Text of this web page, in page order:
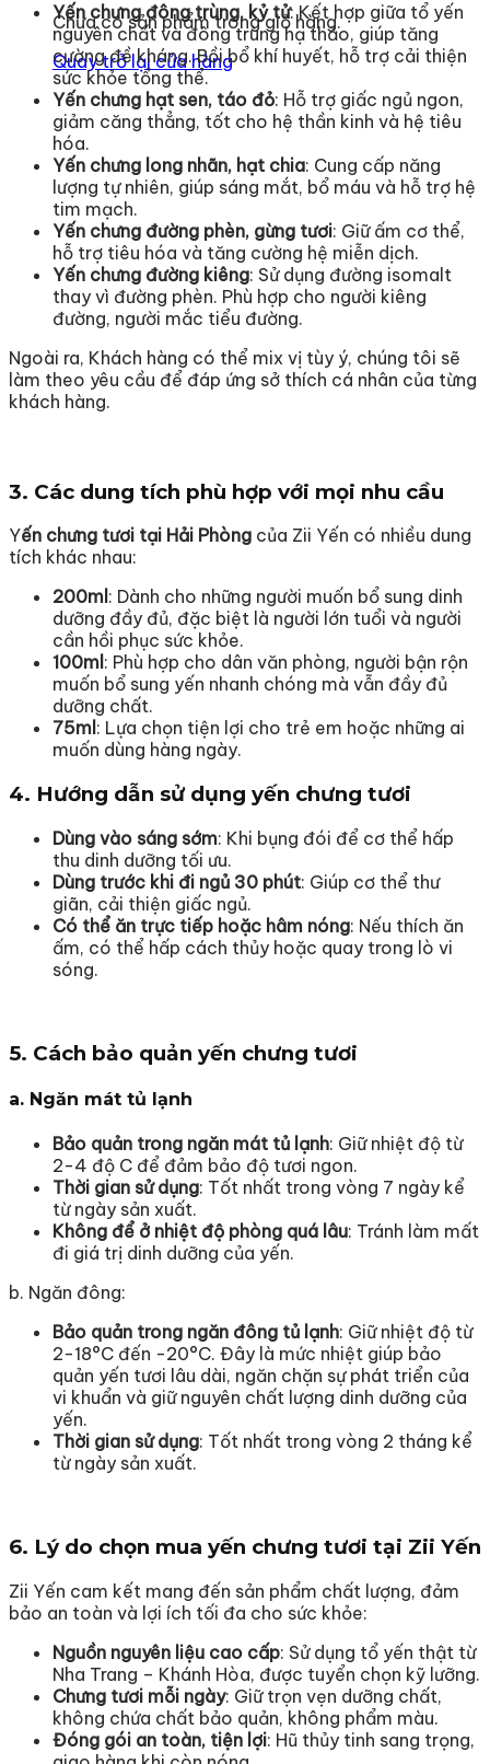
Chưa có sản phẩm trong giỏ hàng.
Quay trở lại cửa hàng
Yến chưng đông trùng, kỷ tử: Kết hợp giữa tổ yến
nguyên chất và đông trùng hạ thảo, giúp tăng
cường đề kháng. Bồi bổ khí huyết, hỗ trợ cải thiện
sức khỏe tổng thể.
Yến chưng hạt sen, táo đỏ: Hỗ trợ giấc ngủ ngon,
giảm căng thẳng, tốt cho hệ thần kinh và hệ tiêu
hóa.
Yến chưng long nhãn, hạt chia: Cung cấp năng
lượng tự nhiên, giúp sáng mắt, bổ máu và hỗ trợ hệ
tim mạch.
Yến chưng đường phèn, gừng tươi: Giữ ấm cơ thể,
hỗ trợ tiêu hóa và tăng cường hệ miễn dịch.
Yến chưng đường kiêng: Sử dụng đường isomalt
thay vì đường phèn. Phù hợp cho người kiêng
đường, người mắc tiểu đường.
Ngoài ra, Khách hàng có thể mix vị tùy ý, chúng tôi sẽ
làm theo yêu cầu để đáp ứng sở thích cá nhân của từng
khách hàng.
3. Các dung tích phù hợp với mọi nhu cầu
Yến chưng tươi tại Hải Phòng của Zii Yến có nhiều dung
tích khác nhau:
200ml : Dành cho những người muốn bổ sung dinh
dưỡng đầy đủ, đặc biệt là người lớn tuổi và người
cần hồi phục sức khỏe.
100ml : Phù hợp cho dân văn phòng, người bận rộn
muốn bổ sung yến nhanh chóng mà vẫn đầy đủ
dưỡng chất.
75ml : Lựa chọn tiện lợi cho trẻ em hoặc những ai
muốn dùng hàng ngày.
4. Hướng dẫn sử dụng yến chưng tươi
Dùng vào sáng sớm: Khi bụng đói để cơ thể hấp
thu dinh dưỡng tối ưu.
Dùng trước khi đi ngủ 30 phút: Giúp cơ thể thư
giãn, cải thiện giấc ngủ.
Có thể ăn trực tiếp hoặc hâm nóng: Nếu thích ăn
ấm, có thể hấp cách thủy hoặc quay trong lò vi
sóng.
5. Cách bảo quản yến chưng tươi
a. Ngăn mát tủ lạnh
Bảo quản trong ngăn mát tủ lạnh: Giữ nhiệt độ từ
2-4 độ C để đảm bảo độ tươi ngon.
Thời gian sử dụng: Tốt nhất trong vòng 7 ngày kể
từ ngày sản xuất.
Không để ở nhiệt độ phòng quá lâu: Tránh làm mất
đi giá trị dinh dưỡng của yến.
b. Ngăn đông:
Bảo quản trong ngăn đông tủ lạnh: Giữ nhiệt độ từ
2-18°C đến -20°C. Đây là mức nhiệt giúp bảo
quản yến tươi lâu dài, ngăn chặn sự phát triển của
vi khuẩn và giữ nguyên chất lượng dinh dưỡng của
yến.
Thời gian sử dụng: Tốt nhất trong vòng 2 tháng kể
từ ngày sản xuất.
6. Lý do chọn mua yến chưng tươi tại Zii Yến
Zii Yến cam kết mang đến sản phẩm chất lượng, đảm
bảo an toàn và lợi ích tối đa cho sức khỏe:
Nguồn nguyên liệu cao cấp: Sử dụng tổ yến thật từ
Nha Trang – Khánh Hòa, được tuyển chọn kỹ lưỡng.
Chưng tươi mỗi ngày: Giữ trọn vẹn dưỡng chất,
không chứa chất bảo quản, không phẩm màu.
Đóng gói an toàn, tiện lợi: Hũ thủy tinh sang trọng,